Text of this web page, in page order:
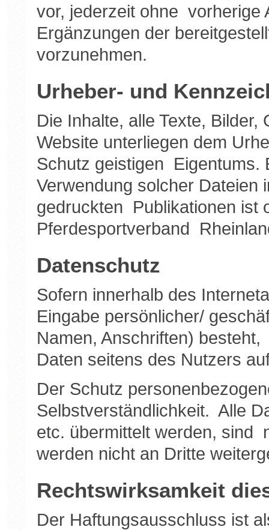
vor, jederzeit ohne vorherige
Ergänzungen der
vorzunehmen.
Urheber- und
Die Inhalte, alle Texte,
Website unterliegen dem
Schutz geistigen Eigentums.
Verwendung solcher Dateien
gedruckten Publikationen ist
Pferdesportverband
Datenschutz
Sofern innerhalb des
Eingabe persönlicher/
Namen, Anschriften)
Daten seitens des Nutzers
Der Schutz
Selbstverständlichkeit. Alle
etc. übermittelt werden, sind
werden nicht an Dritte
Rechtswirksamkeit
Der Haftungsausschluss ist